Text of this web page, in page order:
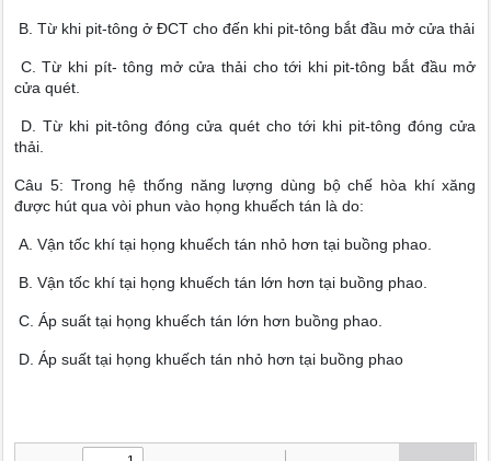
B. Từ khi pit-tông ở ĐCT cho đến khi pit-tông bắt đầu mở cửa thải
C. Từ khi pít- tông mở cửa thải cho tới khi pit-tông bắt đầu mở
cửa quét.
D. Từ khi pit-tông đóng cửa quét cho tới khi pit-tông đóng cửa
thải.
Câu 5: Trong hệ thống năng lượng dùng bộ chế hòa khí xăng
được hút qua vòi phun vào họng khuếch tán là do:
A. Vận tốc khí tại họng khuếch tán nhỏ hơn tại buồng phao.
B. Vận tốc khí tại họng khuếch tán lớn hơn tại buồng phao.
C. Áp suất tại họng khuếch tán lớn hơn buồng phao.
D. Áp suất tại họng khuếch tán nhỏ hơn tại buồng phao